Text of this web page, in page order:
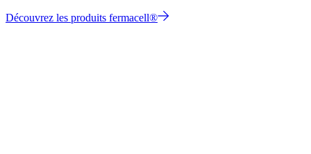
Découvrez les produits fermacell®